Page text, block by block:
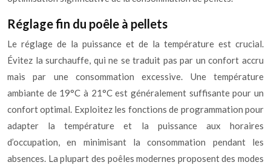
Réglage fin du poêle à pellets
Le réglage de la puissance et de la température est crucial.
Évitez la surchauffe, qui ne se traduit pas par un confort accru
mais par une consommation excessive. Une température
ambiante de 19°C à 21°C est généralement suffisante pour un
confort optimal. Exploitez les fonctions de programmation pour
adapter la température et la puissance aux horaires
d’occupation, en minimisant la consommation pendant les
absences. La plupart des poêles modernes proposent des modes